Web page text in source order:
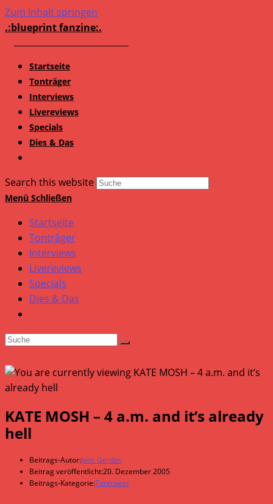
Zum Inhalt springen
.:blueprint fanzine:.
Startseite
Tonträger
Interviews
Livereviews
Specials
Dies & Das
Search this website
Menü Schließen
Startseite
Tonträger
Interviews
Livereviews
Specials
Dies & Das
KATE MOSH – 4 a.m. and it’s already
hell
Beitrags-Autor:Jens Gerdes
Beitrag veröffentlicht:20. Dezember 2005
Beitrags-Kategorie:Tonträger